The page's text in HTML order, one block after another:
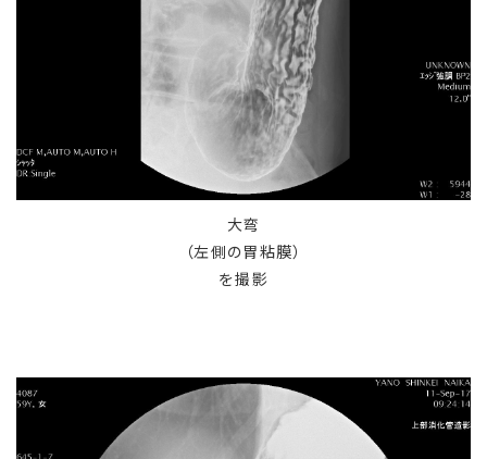
大弯
（左側の胃粘膜）
を撮影